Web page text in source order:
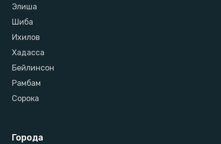
Элиша
Шиба
Ихилов
Хадасса
Бейлинсон
Рамбам
Сорока
Города